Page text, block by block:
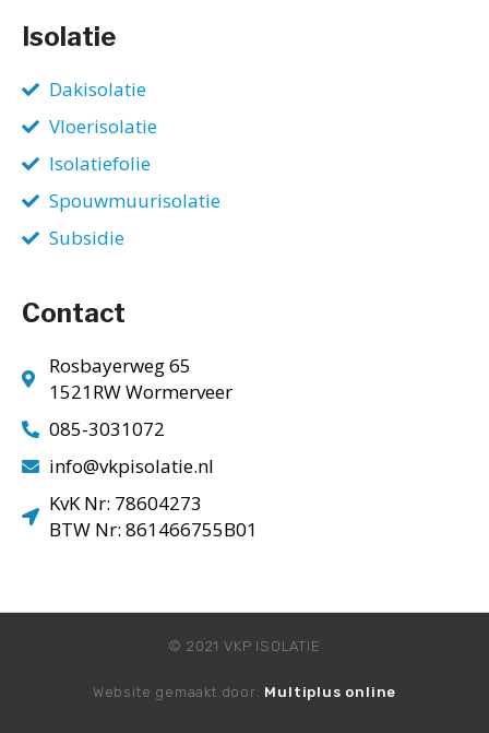
Isolatie
Dakisolatie
Vloerisolatie
Isolatiefolie
Spouwmuurisolatie
Subsidie
Contact
Rosbayerweg 65
1521RW Wormerveer
085-3031072
info@vkpisolatie.nl
KvK Nr: 78604273
BTW Nr: 861466755B01
© 2021 VKP ISOLATIE
Website gemaakt door: Multiplus online